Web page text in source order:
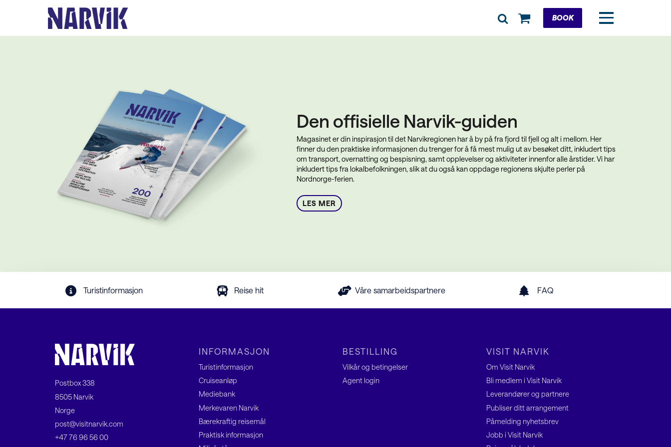
CartBOOK
Den offisielle Narvik-guiden
Magasinet er din inspirasjon til det Narvikregionen har å by på fra fjord til fjell og alt i mellom. Her
finner du den praktiske informasjonen du trenger for å få mest mulig ut av besøket ditt, inkludert tips
om transport, overnatting og bespisning, samt opplevelser og aktiviteter innenfor alle årstider. Vi har
inkludert tips fra lokalbefolkningen, slik at du også kan oppdage regionens skjulte perler på
Nordnorge-ferien.
LES MER
Turistinformasjon Reise hit Våre samarbeidspartnere FAQ
Postbox 338
8505 Narvik
Norge
post@visitnarvik.com
+47 76 96 56 00
INFORMASJON
Turistinformasjon
Cruiseanløp
Mediebank
Merkevaren Narvik
Bærekraftig reisemål
Praktisk informasjon
BESTILLING
Vilkår og betingelser
Agent login
VISIT NARVIK
Om Visit Narvik
Bli medlem i Visit Narvik
Leverandører og partnere
Publiser ditt arrangement
Påmelding nyhetsbrev
Jobb i Visit Narvik